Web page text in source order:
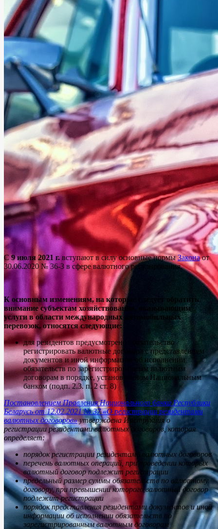
С9 июля 2021 г.вступают в силу основные нормыЗаконаот
30.06.2020 № 36-З в сфере валютного регулирования.
К основным изменениям, на которые следует обратить
внимание субъектам хозяйствования, оказывающим
услуги в области международных автомобильных
перевозок, относятся следующие:
для резидентов предусмотрено обязательство
регистрировать валютные договора с представлением
документов и иной информации об исполнении
обязательств по зарегистрированным валютным
договорам в порядке, установленном Национальным
банком (подп. 2.3. п. 2 ст. 8)
Постановлением Правления Национального банка Республики
Беларусь от 12.02.2021 № 37 «О регистрации резидентами
валютных договоров»утверждена Инструкция о
регистрации резидентами валютных договоров, которая
определяет:
порядок регистрации резидентами валютных договоров
перечень валютных операций, при проведении которых
валютный договор подлежит регистрации
предельный размер суммы обязательств по валютному
договору, при превышении которого валютный договор
подлежит регистрации
порядок представления резидентами документов и иной
информации об исполнении обязательств по
зарегистрированным валютным договорам